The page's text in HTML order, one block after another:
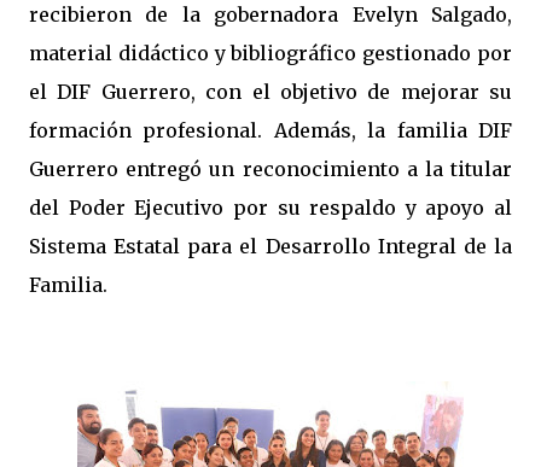
recibieron de la gobernadora Evelyn Salgado,
material didáctico y bibliográfico gestionado por
el DIF Guerrero, con el objetivo de mejorar su
formación profesional. Además, la familia DIF
Guerrero entregó un reconocimiento a la titular
del Poder Ejecutivo por su respaldo y apoyo al
Sistema Estatal para el Desarrollo Integral de la
Familia.